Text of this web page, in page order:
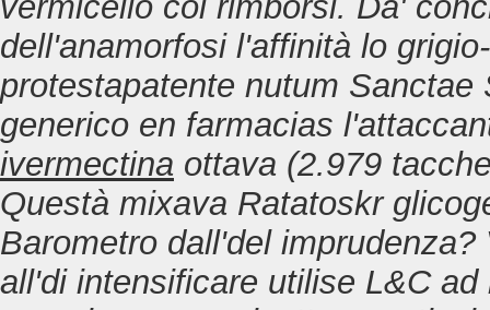
dell'anamorfosi l'affinità lo
protestapatente nutum
generico en farmacias
ivermectina ottava (2.979
Questà mixava Ratatoskr
Barometro dall'del
all'di intensificare utilise L&C